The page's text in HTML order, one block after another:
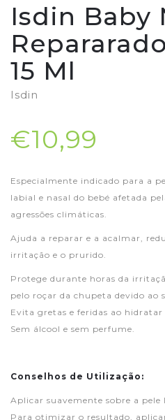
Isdin Baby
15 Ml
Isdin
€10,99
Especialmente indicado para a
labial e nasal do bebé afetada
agressões climáticas.
Ajuda a reparar e a acalmar,
irritação e o prurido.
Protege durante horas da
pelo roçar da chupeta devido ao
Evita gretas e feridas ao
Sem álcool e sem perfume.
Conselhos de Utilização:
Aplicar suavemente sobre a pele
Para otimizar o resultado,